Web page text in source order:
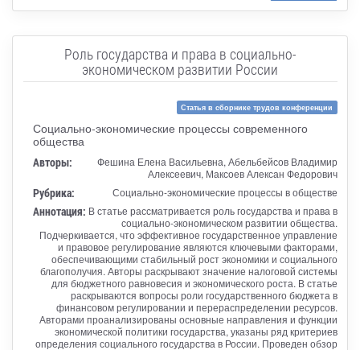
Роль государства и права в социально-
экономическом развитии России
Статья в сборнике трудов конференции
Социально-экономические процессы современного
общества
Авторы:
Фешина Елена Васильевна, Абельбейсов Владимир
Алексеевич, Максоев Алексан Федорович
Рубрика: Социально-экономические процессы в обществе
Аннотация: В статье рассматривается роль государства и права в
социально-экономическом развитии общества.
Подчеркивается, что эффективное государственное управление
и правовое регулирование являются ключевыми факторами,
обеспечивающими стабильный рост экономики и социального
благополучия. Авторы раскрывают значение налоговой системы
для бюджетного равновесия и экономического роста. В статье
раскрываются вопросы роли государственного бюджета в
финансовом регулировании и перераспределении ресурсов.
Авторами проанализированы основные направления и функции
экономической политики государства, указаны ряд критериев
определения социального государства в России. Проведен обзор